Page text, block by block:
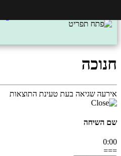
חנוכה
אירעה שגיאה בעת טעינת התוצאות
שם השיחה
0:00
===